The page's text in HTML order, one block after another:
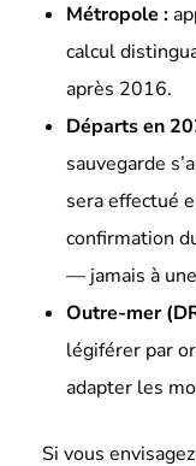
Métropole :
calcul
après 2016.
Départs en
sauvegarde
sera effectué
confirmation
— jamais à
Outre-mer
légiférer par
adapter les
Si vous